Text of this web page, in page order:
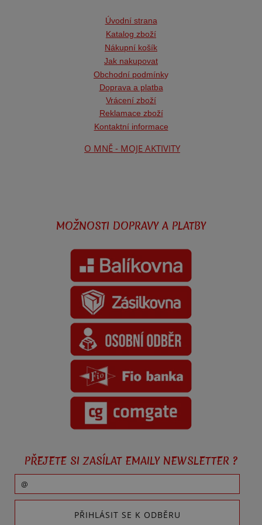
Úvodní strana
Katalog zboží
Nákupní košík
Jak nakupovat
Obchodní podmínky
Doprava a platba
Vrácení zboží
Reklamace zboží
Kontaktní informace
O MNĚ - MOJE AKTIVITY
MOŽNOSTI DOPRAVY A PLATBY
PŘEJETE SI ZASÍLAT EMAILY NEWSLETTER ?